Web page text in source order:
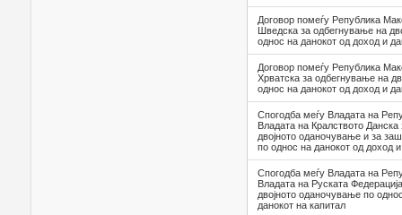
Договор помеѓу Република
Шведска за одбегнување на
однос на данокот од доход и
Договор помеѓу Република
Хрватска за одбегнување на
однос на данокот од доход и
Спогодба меѓу Владата на
Владата на Кралството
двојното оданочување и за
по однос на данокот од доход
Спогодба меѓу Владата на
Владата на Руската
двојното оданочување по
данокот на капитал